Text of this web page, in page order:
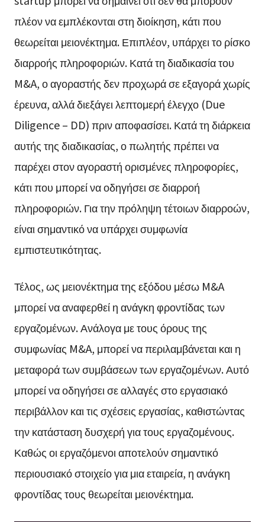
πλέον να εμπλέκονται στη διοίκηση, κάτι που
θεωρείται μειονέκτημα. Επιπλέον, υπάρχει το ρίσκο
διαρροής πληροφοριών. Κατά τη διαδικασία του
M&A, ο αγοραστής δεν προχωρά σε εξαγορά χωρίς
έρευνα, αλλά διεξάγει λεπτομερή έλεγχο (Due
Diligence – DD) πριν αποφασίσει. Κατά τη διάρκεια
αυτής της διαδικασίας, ο πωλητής πρέπει να
παρέχει στον αγοραστή ορισμένες πληροφορίες,
κάτι που μπορεί να οδηγήσει σε διαρροή
πληροφοριών. Για την πρόληψη τέτοιων διαρροών,
είναι σημαντικό να υπάρχει συμφωνία
εμπιστευτικότητας.
Τέλος, ως μειονέκτημα της εξόδου μέσω M&A
μπορεί να αναφερθεί η ανάγκη φροντίδας των
εργαζομένων. Ανάλογα με τους όρους της
συμφωνίας M&A, μπορεί να περιλαμβάνεται και η
μεταφορά των συμβάσεων των εργαζομένων. Αυτό
μπορεί να οδηγήσει σε αλλαγές στο εργασιακό
περιβάλλον και τις σχέσεις εργασίας, καθιστώντας
την κατάσταση δυσχερή για τους εργαζομένους.
Καθώς οι εργαζόμενοι αποτελούν σημαντικό
περιουσιακό στοιχείο για μια εταιρεία, η ανάγκη
φροντίδας τους θεωρείται μειονέκτημα.